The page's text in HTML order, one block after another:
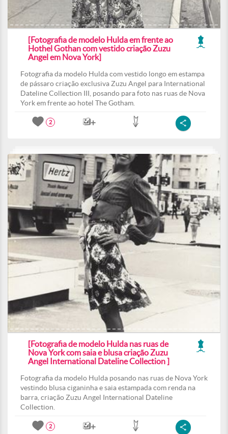
[Fotografia de modelo Hulda em frente ao
Hothel Gothan com vestido criação Zuzu
Angel em Nova York]
Fotografia da modelo Hulda com vestido longo em estampa
de pássaro criação exclusiva Zuzu Angel para International
Dateline Collection III, posando para foto nas ruas de Nova
York em frente ao hotel The Gotham.
2
[Fotografia de modelo Hulda nas ruas de
Nova York com saia e blusa criação Zuzu
Angel International Dateline Collection ]
Fotografia da modelo Hulda posando nas ruas de Nova York
vestindo blusa ciganinha e saia estampada com renda na
barra, criação Zuzu Angel International Dateline
Collection.
2